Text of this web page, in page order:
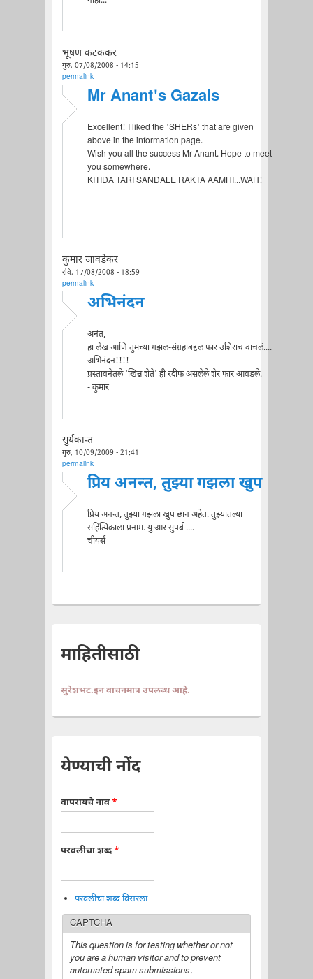
भूषण कटककर
गुरु, 07/08/2008 - 14:15
permalink
Mr Anant's Gazals
Excellent! I liked the 'SHERs' that are given
above in the information page.
Wish you all the success Mr Anant. Hope to meet
you somewhere.
KITIDA TARI SANDALE RAKTA AAMHI...WAH!
कुमार जावडेकर
रवि, 17/08/2008 - 18:59
permalink
अभिनंदन
अनंत,
हा लेख आणि तुमच्या गझल-संग्रहाबद्दल फार उशिराच वाचलं....
अभिनंदन!!!!
प्रस्तावनेतले 'खिन्न शेते' ही रदीफ असलेले शेर फार आवडले.
- कुमार
सुर्यकान्त
गुरु, 10/09/2009 - 21:41
permalink
प्रिय अनन्त, तुझ्या गझला खुप
प्रिय अनन्त, तुझ्या गझला खुप छान अहेत. तुझ्यातल्या
सहित्यिकाला प्रनाम. यु आर सुपर्ब ....
चीयर्स
माहितीसाठी
सुरेशभट.इन वाचनमात्र उपलब्ध आहे.
येण्याची नोंद
वापरायचे नाव *
परवलीचा शब्द*
परवलीचा शब्द विसरला
CAPTCHA
This question is for testing whether or not
you are a human visitor and to prevent
automated spam submissions.